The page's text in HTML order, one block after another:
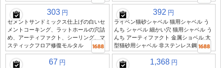
303 円
セメントサンドミックス仕上げの白いセ
メントコーキング、ラットホールの穴詰
め、アーティファクト、シーリング、マ
スティックフロア修復モルタル
392 円
ライベン猫砂シャベル 猫用シャベル う
んち シャベル 細かい穴 猫用シャベル う
んち アーティファクト 金属ショベル 大
型猫砂用シャベル 非ステンレス鋼
67 円 1,368 円